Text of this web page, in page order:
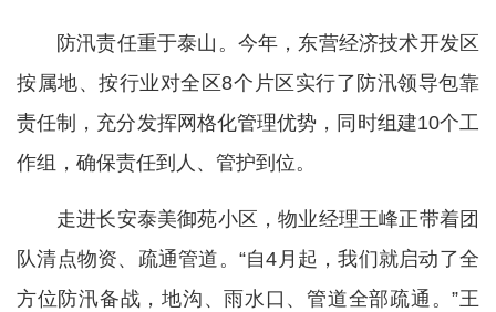
防汛责任重于泰山。今年，东营经济技术开发区
按属地、按行业对全区8个片区实行了防汛领导包靠
责任制，充分发挥网格化管理优势，同时组建10个工
作组，确保责任到人、管护到位。
走进长安泰美御苑小区，物业经理王峰正带着团
队清点物资、疏通管道。“自4月起，我们就启动了全
方位防汛备战，地沟、雨水口、管道全部疏通。”王